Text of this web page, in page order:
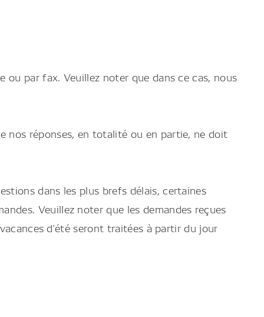
par fax. Veuillez noter que dans ce cas, nous
nos réponses, en totalité ou en partie, ne doit
dans les plus brefs délais, certaines
Veuillez noter que les demandes reçues
d'été seront traitées à partir du jour